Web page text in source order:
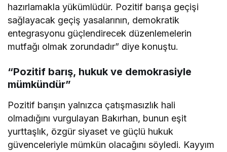
hazırlamakla yükümlüdür. Pozitif barışa geçişi
sağlayacak geçiş yasalarının, demokratik
entegrasyonu güçlendirecek düzenlemelerin
mutfağı olmak zorundadır” diye konuştu.
“Pozitif barış, hukuk ve demokrasiyle
mümkündür”
Pozitif barışın yalnızca çatışmasızlık hali
olmadığını vurgulayan Bakırhan, bunun eşit
yurttaşlık, özgür siyaset ve güçlü hukuk
güvenceleriyle mümkün olacağını söyledi. Kayyım